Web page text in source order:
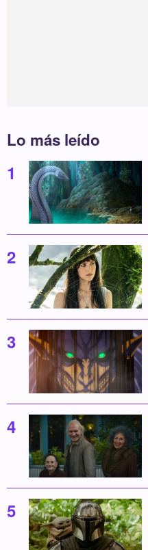
Lo más leído